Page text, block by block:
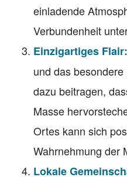
einladende
Verbundenheit
Einzigartiges Flair:
und das
dazu beitragen,
Masse
Ortes kann sich
Wahrnehmung der
Lokale